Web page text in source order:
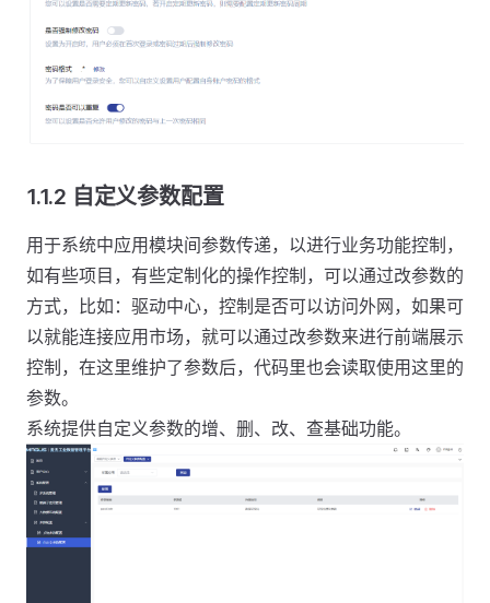
1.1.2 自定义参数配置
用于系统中应用模块间参数传递，以进行业务功能控制，
如有些项目，有些定制化的操作控制，可以通过改参数的
方式，比如：驱动中心，控制是否可以访问外网，如果可
以就能连接应用市场，就可以通过改参数来进行前端展示
控制，在这里维护了参数后，代码里也会读取使用这里的
参数。
系统提供自定义参数的增、删、改、查基础功能。